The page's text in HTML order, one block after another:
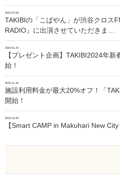
2024.02.06
TAKIBIの「こばやん」が渋谷クロス
RADIO』に出演させていただきま…
2024.01.24
【プレゼント企画】TAKIBI2024年
始！
2023.11.30
施設利用料金が最大20%オフ！「
開始！
2023.10.05
【Smart CAMP in Makuhari New